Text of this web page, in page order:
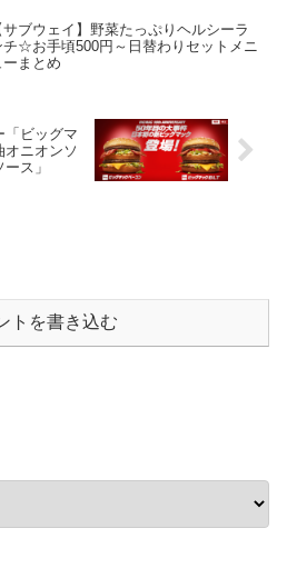
サブウェイ】野菜たっぷりヘルシーラ
チ☆お手頃500円～日替わりセットメニ
ーまとめ
「ビッグマ
オニオンソ
ス」
トを書き込む